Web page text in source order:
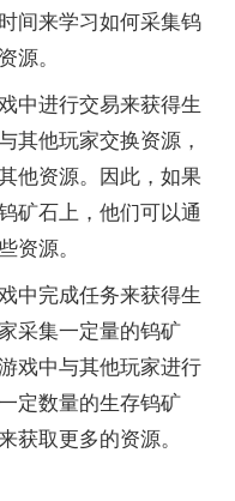
间来学习如何采集钨
源。
进行交易来获得生
其他玩家交换资源，
他资源。因此，如果
矿石上，他们可以通
资源。
完成任务来获得生
采集一定量的钨矿
戏中与其他玩家进行
定数量的生存钨矿
获取更多的资源。